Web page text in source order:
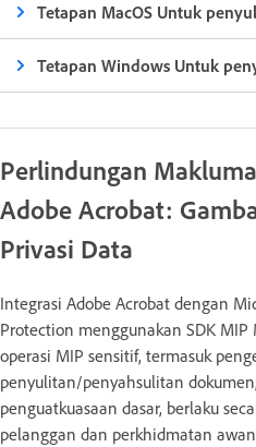
Tetapan MacOS Untuk
Tetapan Windows Untuk
Perlindungan
Adobe Acrobat:
Privasi Data
Integrasi Adobe Acrobat dengan
Protection menggunakan SDK MIP
operasi MIP sensitif, termasuk
penyulitan/penyahsulitan
penguatkuasaan dasar, berlaku
pelanggan dan perkhidmatan